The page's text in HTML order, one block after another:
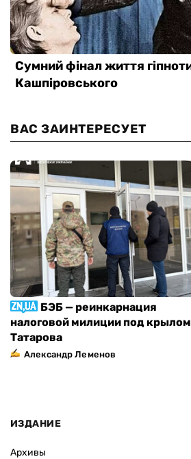
ВАС ЗАИНТЕРЕСУЕТ
БЭБ — реинкарнация
налоговой милиции под крылом
Татарова
Александр Леменов
ИЗДАНИЕ
Архивы